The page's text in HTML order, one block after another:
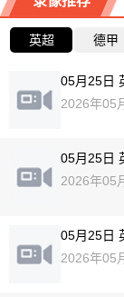
英超 德甲
05月25日
2026年05
05月25日
2026年05
05月25日
2026年05